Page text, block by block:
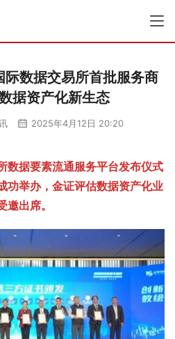
数据交易所首批服务商
据资产化新生态
2025年4月12日 20:20
数据要素流通服务平台发布仪式
功举办，金证评估数据资产化业
出席。